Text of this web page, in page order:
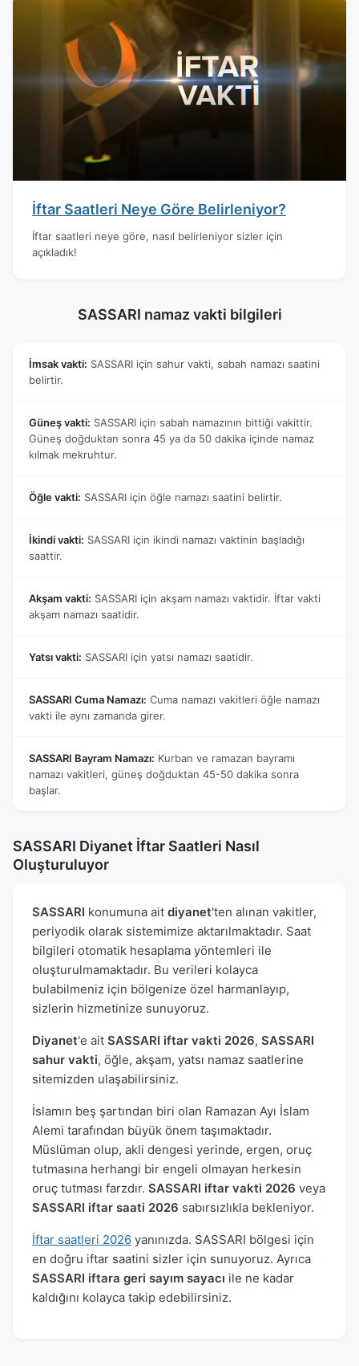
İftar Saatleri Neye Göre Belirleniyor?
İftar saatleri neye göre, nasıl belirleniyor sizler için
açıkladık!
SASSARI namaz vakti bilgileri
İmsak vakti: SASSARI için sahur vakti, sabah namazı saatini
belirtir.
Güneş vakti: SASSARI için sabah namazının bittiği vakittir.
Güneş doğduktan sonra 45 ya da 50 dakika içinde namaz
kılmak mekruhtur.
Öğle vakti: SASSARI için öğle namazı saatini belirtir.
İkindi vakti: SASSARI için ikindi namazı vaktinin başladığı
saattir.
Akşam vakti: SASSARI için akşam namazı vaktidir. İftar vakti
akşam namazı saatidir.
Yatsı vakti: SASSARI için yatsı namazı saatidir.
SASSARI Cuma Namazı: Cuma namazı vakitleri öğle namazı
vakti ile aynı zamanda girer.
SASSARI Bayram Namazı: Kurban ve ramazan bayramı
namazı vakitleri, güneş doğduktan 45-50 dakika sonra
başlar.
SASSARI Diyanet İftar Saatleri Nasıl
Oluşturuluyor
SASSARI konumuna ait diyanet'ten alınan vakitler,
periyodik olarak sistemimize aktarılmaktadır. Saat
bilgileri otomatik hesaplama yöntemleri ile
oluşturulmamaktadır. Bu verileri kolayca
bulabilmeniz için bölgenize özel harmanlayıp,
sizlerin hizmetinize sunuyoruz.
Diyanet'e ait SASSARI iftar vakti 2026, SASSARI
sahur vakti, öğle, akşam, yatsı namaz saatlerine
sitemizden ulaşabilirsiniz.
İslamın beş şartından biri olan Ramazan Ayı İslam
Alemi tarafından büyük önem taşımaktadır.
Müslüman olup, akli dengesi yerinde, ergen, oruç
tutmasına herhangi bir engeli olmayan herkesin
oruç tutması farzdır. SASSARI iftar vakti 2026 veya
SASSARI iftar saati 2026 sabırsızlıkla bekleniyor.
İftar saatleri 2026 yanınızda. SASSARI bölgesi için
en doğru iftar saatini sizler için sunuyoruz. Ayrıca
SASSARI iftara geri sayım sayacı ile ne kadar
kaldığını kolayca takip edebilirsiniz.